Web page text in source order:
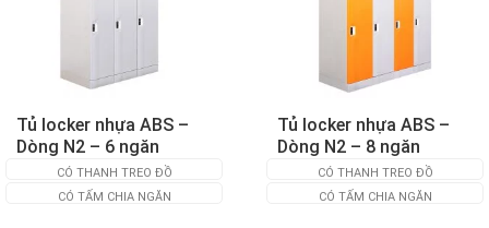
Tủ locker nhựa ABS –
Dòng N2 – 6 ngăn
CÓ THANH TREO ĐỒ
CÓ TẤM CHIA NGĂN
Tủ locker nhựa ABS –
Dòng N2 – 8 ngăn
CÓ THANH TREO ĐỒ
CÓ TẤM CHIA NGĂN